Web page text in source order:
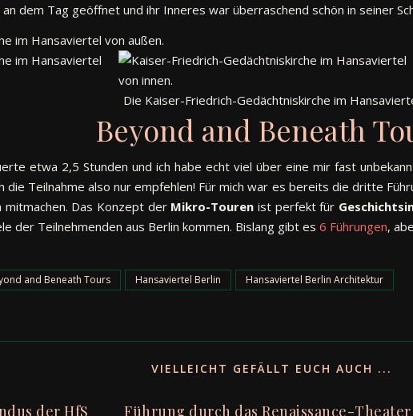
dem Tag geöffnet und ihr Inneres war überraschend schön in seiner
Die Kaiser-Friedrich-Gedächtniskirche im
Beyond and Beneath
etwa 2,5 Stunden und ich habe echt viel über eine mir fast
die Teilnahme also nur empfehlen! Für mich war es bereits die dritte
mitmachen. Das Konzept der Mikro-Touren ist perfekt für
der Teilnehmenden aus Berlin kommen. Bislang gibt es 6 Führungen,
and Beneath Tours Hansaviertel Berlin Hansaviertel Berlin Architektur
VIELLEICHT GEFÄLLT EUCH AUCH ...
der HfS Führung durch das Renaissance-Theater